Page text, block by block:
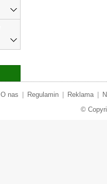
O nas Regulamin Reklama
©